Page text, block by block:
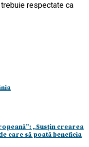
respectate ca
„Susțin crearea
de care să poată beneficia